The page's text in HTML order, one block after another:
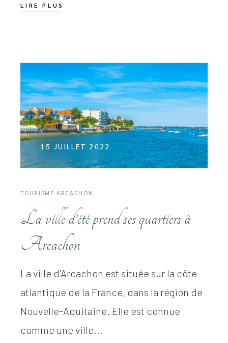
LIRE PLUS
15 JUILLET 2022
TOURISME ARCACHON
La ville d’été prend ses quartiers à
Arcachon
La ville d'Arcachon est située sur la côte
atlantique de la France, dans la région de
Nouvelle-Aquitaine. Elle est connue
comme une ville...